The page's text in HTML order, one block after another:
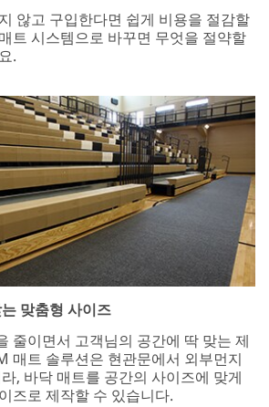
않고 구입한다면 쉽게 비용을 절감할
트 시스템으로 바꾸면 무엇을 절약할
.
맞춤형 사이즈
줄이면서 고객님의 공간에 딱 맞는 제
매트 솔루션은 현관문에서 외부먼지
, 바닥 매트를 공간의 사이즈에 맞게
즈로 제작할 수 있습니다.